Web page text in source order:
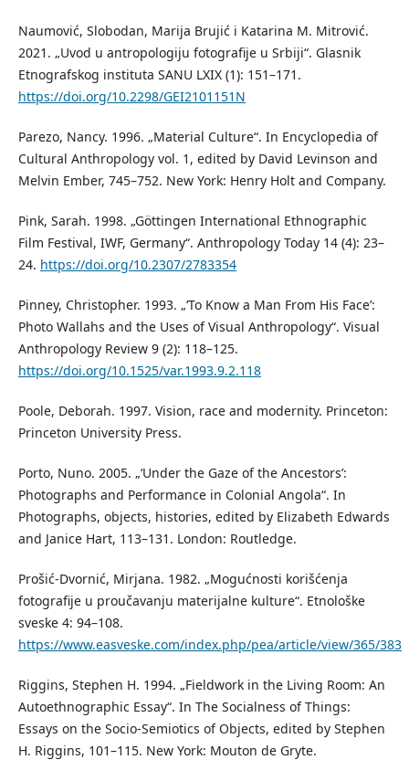
Naumović, Slobodan, Marija Brujić i Katarina M. Mitrović.
2021. „Uvod u antropologiju fotografije u Srbiji“. Glasnik
Etnografskog instituta SANU LXIX (1): 151–171.
https://doi.org/10.2298/GEI2101151N
Parezo, Nancy. 1996. „Material Culture“. In Encyclopedia of
Cultural Anthropology vol. 1, edited by David Levinson and
Melvin Ember, 745–752. New York: Henry Holt and Company.
Pink, Sarah. 1998. „Göttingen International Ethnographic
Film Festival, IWF, Germany“. Anthropology Today 14 (4): 23–
24. https://doi.org/10.2307/2783354
Pinney, Christopher. 1993. „‘To Know a Man From His Face’:
Photo Wallahs and the Uses of Visual Anthropology“. Visual
Anthropology Review 9 (2): 118–125.
https://doi.org/10.1525/var.1993.9.2.118
Poole, Deborah. 1997. Vision, race and modernity. Princeton:
Princeton University Press.
Porto, Nuno. 2005. „‘Under the Gaze of the Ancestors’:
Photographs and Performance in Colonial Angola“. In
Photographs, objects, histories, edited by Elizabeth Edwards
and Janice Hart, 113–131. London: Routledge.
Prošić-Dvornić, Mirjana. 1982. „Mogućnosti korišćenja
fotografije u proučavanju materijalne kulture“. Etnološke
sveske 4: 94–108.
https://www.easveske.com/index.php/pea/article/view/365/383
Riggins, Stephen H. 1994. „Fieldwork in the Living Room: An
Autoethnographic Essay“. In The Socialness of Things:
Essays on the Socio-Semiotics of Objects, edited by Stephen
H. Riggins, 101–115. New York: Mouton de Gryte.